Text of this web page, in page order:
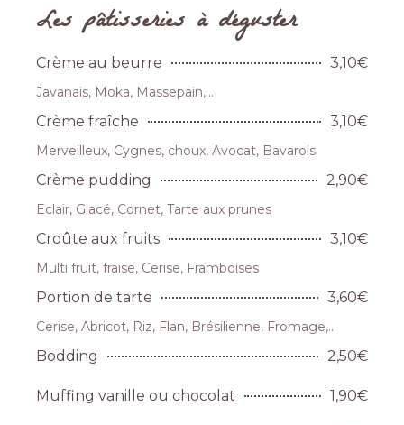
Les pâtisseries à déguster
Crème au beurre 3,10€
Javanais, Moka, Massepain,...
Crème fraîche 3,10€
Merveilleux, Cygnes, choux, Avocat, Bavarois
Crème pudding 2,90€
Eclair, Glacé, Cornet, Tarte aux prunes
Croûte aux fruits 3,10€
Multi fruit, fraise, Cerise, Framboises
Portion de tarte 3,60€
Cerise, Abricot, Riz, Flan, Brésilienne, Fromage,..
Bodding 2,50€
Muffing vanille ou chocolat 1,90€